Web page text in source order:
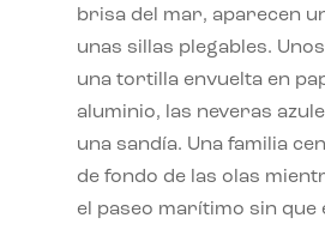
brisa del mar, aparecen
unas sillas plegables.
una tortilla envuelta en
aluminio, las neveras
una sandía. Una familia
de fondo de las olas
el paseo marítimo sin que